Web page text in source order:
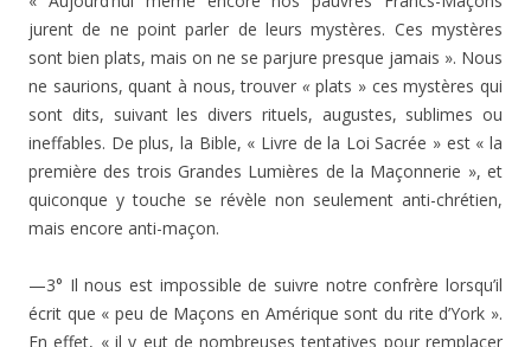
jurent de ne point parler de leurs mystères. Ces mystères
sont bien plats, mais on ne se parjure presque jamais ». Nous
ne saurions, quant à nous, trouver «plats » ces mystères qui
sont dits, suivant les divers rituels, augustes, sublimes ou
ineffables. De plus, la Bible, « Livre de la Loi Sacrée » est « la
première des trois Grandes Lumières de la Maçonnerie », et
quiconque y touche se révèle non seulement anti-chrétien,
mais encore anti-maçon.
—3° Il nous est impossible de suivre notre confrère lorsqu’il
écrit que « peu de Maçons en Amérique sont du rite d’York ».
En effet, « il y eut de nombreuses tentatives pour remplacer